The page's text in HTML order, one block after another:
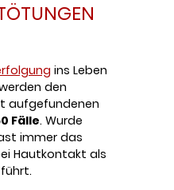
ins Leben
den
aufgefundenen
Fälle. Wurde
immer das
Hautkontakt als
führt.